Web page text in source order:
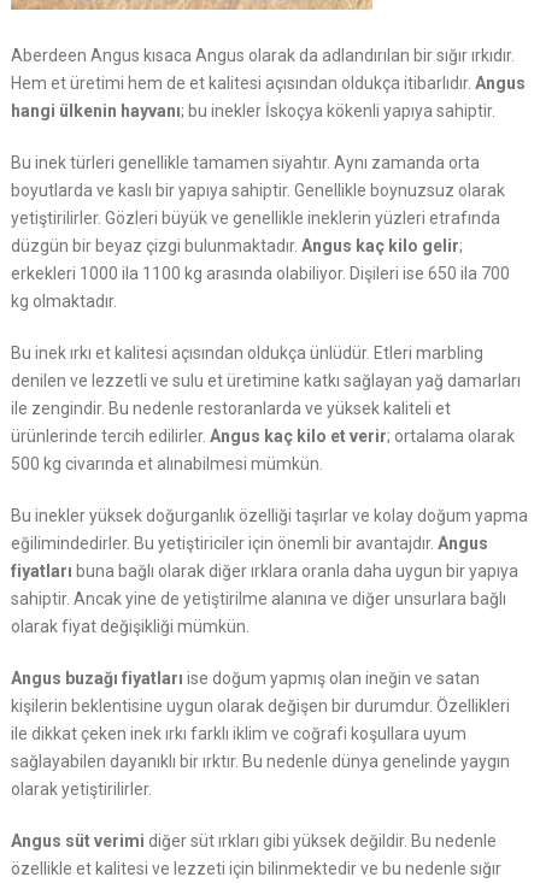
Aberdeen Angus kısaca Angus olarak da adlandırılan bir sığır ırkıdır.
Hem et üretimi hem de et kalitesi açısından oldukça itibarlıdır. Angus
hangi ülkenin hayvanı; bu inekler İskoçya kökenli yapıya sahiptir.
Bu inek türleri genellikle tamamen siyahtır. Aynı zamanda orta
boyutlarda ve kaslı bir yapıya sahiptir. Genellikle boynuzsuz olarak
yetiştirilirler. Gözleri büyük ve genellikle ineklerin yüzleri etrafında
düzgün bir beyaz çizgi bulunmaktadır. Angus kaç kilo gelir;
erkekleri 1000 ila 1100 kg arasında olabiliyor. Dişileri ise 650 ila 700
kg olmaktadır.
Bu inek ırkı et kalitesi açısından oldukça ünlüdür. Etleri marbling
denilen ve lezzetli ve sulu et üretimine katkı sağlayan yağ damarları
ile zengindir. Bu nedenle restoranlarda ve yüksek kaliteli et
ürünlerinde tercih edilirler. Angus kaç kilo et verir; ortalama olarak
500 kg civarında et alınabilmesi mümkün.
Bu inekler yüksek doğurganlık özelliği taşırlar ve kolay doğum yapma
eğilimindedirler. Bu yetiştiriciler için önemli bir avantajdır. Angus
fiyatları buna bağlı olarak diğer ırklara oranla daha uygun bir yapıya
sahiptir. Ancak yine de yetiştirilme alanına ve diğer unsurlara bağlı
olarak fiyat değişikliği mümkün.
Angus buzağı fiyatları ise doğum yapmış olan ineğin ve satan
kişilerin beklentisine uygun olarak değişen bir durumdur. Özellikleri
ile dikkat çeken inek ırkı farklı iklim ve coğrafi koşullara uyum
sağlayabilen dayanıklı bir ırktır. Bu nedenle dünya genelinde yaygın
olarak yetiştirilirler.
Angus süt verimi diğer süt ırkları gibi yüksek değildir. Bu nedenle
özellikle et kalitesi ve lezzeti için bilinmektedir ve bu nedenle sığır